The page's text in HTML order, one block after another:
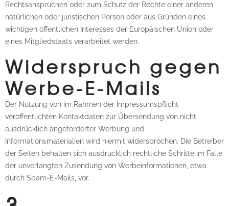
Rechtsansprüchen oder zum Schutz der Rechte einer anderen
natürlichen oder juristischen Person oder aus Gründen eines
wichtigen öffentlichen Interesses der Europäischen Union oder
eines Mitgliedstaats verarbeitet werden.
Widerspruch gegen
Werbe-E-Mails
Der Nutzung von im Rahmen der Impressumspflicht
veröffentlichten Kontaktdaten zur Übersendung von nicht
ausdrücklich angeforderter Werbung und
Informationsmaterialien wird hiermit widersprochen. Die Betreiber
der Seiten behalten sich ausdrücklich rechtliche Schritte im Falle
der unverlangten Zusendung von Werbeinformationen, etwa
durch Spam-E-Mails, vor.